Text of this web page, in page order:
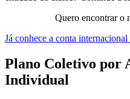
Quero encontrar o
Já conhece a conta
Plano Coletivo por
Individual